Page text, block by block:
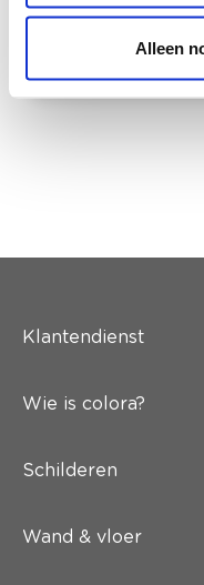
Alleen
van je muren.
Klantendienst
Wie is colora?
Schilderen
Wand & vloer